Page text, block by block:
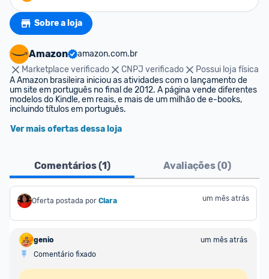
Sobre a loja
Amazon
amazon.com.br
Marketplace verificado
CNPJ verificado
Possui loja física
A Amazon brasileira iniciou as atividades com o lançamento de
um site em português no final de 2012. A página vende diferentes
modelos do Kindle, em reais, e mais de um milhão de e-books,
incluindo títulos em português.
Ver mais ofertas dessa loja
Comentários (1) Avaliações (0)
Oferta postada por Clara um mês atrás
genio
um mês atrás
Comentário fixado